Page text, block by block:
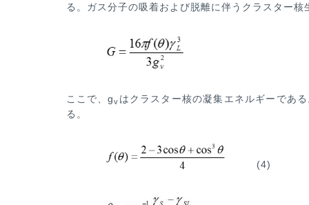
る。ガス分子の吸着および脱離に伴うクラスター核
ここで、gv はクラスター核の凝集エネルギーであ
る。
(4)